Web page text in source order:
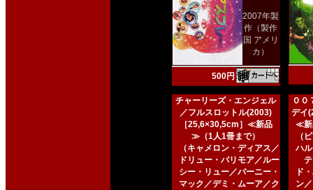
2007年製
作（製作
国 アメリ
カ）
500円
チャーリーズ・エンジェル
／フルスロットル(2003)
［25,6×30,5cm］≪新品
≫（1人1冊まで）
（キャメロン・ディアス／
ドリュー・バリモア／ルー
シー・リュー／バーニー・
マック／デミ・ムーア／ク
００
デイ
≪新
（
ハ
ド
ン